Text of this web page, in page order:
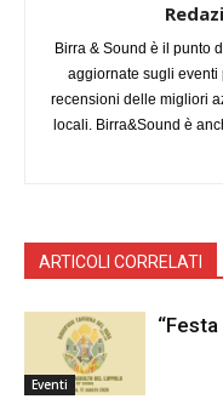
Birra & Sound è il punto
aggiornate sugli eventi
recensioni delle migliori
locali. Birra&Sound è
ARTICOLI CORRELATI
Eventi